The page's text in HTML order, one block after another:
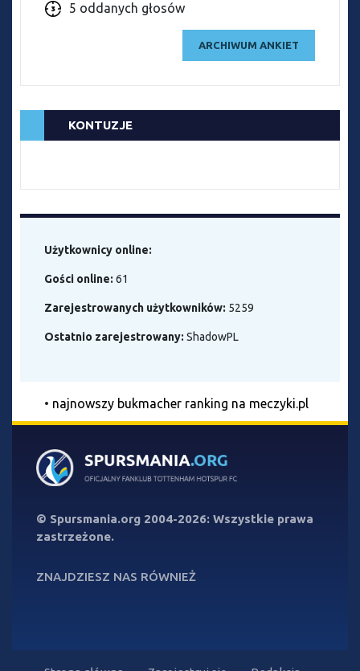
5 oddanych głosów
ARCHIWUM ANKIET
KONTUZJE
Użytkownicy online:
Gości online: 61
Zarejestrowanych użytkowników: 5259
Ostatnio zarejestrowany: ShadowPL
• najnowszy bukmacher ranking na meczyki.pl
© Spursmania.org 2004-2026: Wszystkie prawa
zastrzeżone.
ZNAJDZIESZ NAS RÓWNIEŻ